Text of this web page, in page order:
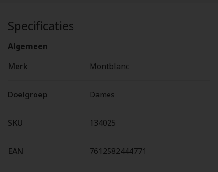
Specificaties
Algemeen
Merk
Montblanc
Doelgroep Dames
SKU 134025
EAN 7612582444771